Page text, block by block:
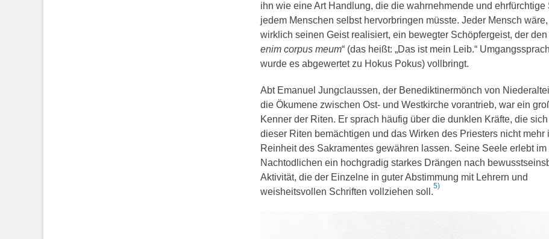
ihn wie eine Art Handlung, die die wahrnehmende und ehrfürchtige
jedem Menschen selbst hervorbringen müsste. Jeder Mensch
wirklich seinen Geist realisiert, ein bewegter Schöpfergeist, der den
enim corpus meum“ (das heißt: „Das ist mein Leib.“
wurde es abgewertet zu Hokus Pokus) vollbringt.
Abt Emanuel Jungclaussen, der Benediktinermönch von
die Ökumene zwischen Ost- und Westkirche vorantrieb, war ein
Kenner der Riten. Er sprach häufig über die dunklen Kräfte, die
dieser Riten bemächtigen und das Wirken des Priesters nicht mehr
Reinheit des Sakramentes gewähren lassen. Seine Seele erlebt im
Nachtodlichen ein hochgradig starkes Drängen nach
Aktivität, die der Einzelne in guter Abstimmung mit Lehrern und
weisheitsvollen Schriften vollziehen soll.
5)